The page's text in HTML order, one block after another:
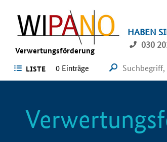
Verwertungsförderung
HABEN
030
LISTE 0 Einträge